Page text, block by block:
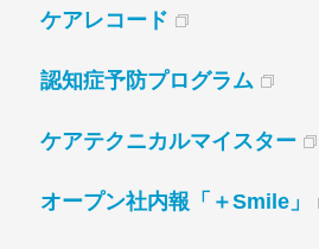
ケアレコード
認知症予防プログラム
ケアテクニカルマイスター
オープン社内報「＋Smile」